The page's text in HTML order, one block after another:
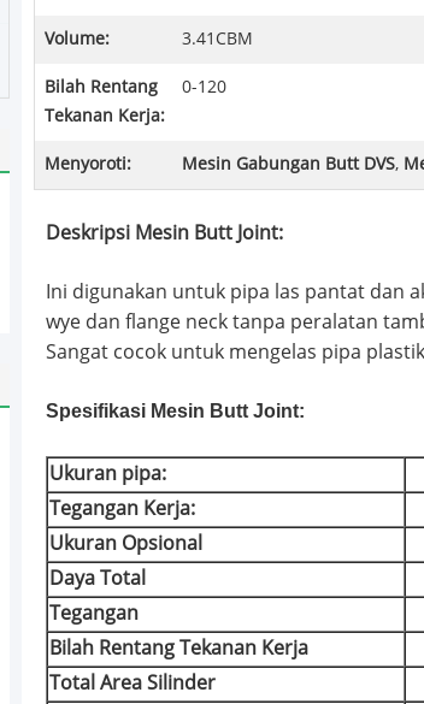
Volume: 3.41CBM
Bilah Rentang
Tekanan Kerja:
0-120
Menyoroti: Mesin Gabungan Butt DVS,
Deskripsi Mesin Butt Joint:
Ini digunakan untuk pipa las pantat dan
wye dan flange neck tanpa peralatan
Sangat cocok untuk mengelas pipa
Spesifikasi Mesin Butt Joint:
Ukuran pipa:
Tegangan Kerja:
Ukuran Opsional
Daya Total
Tegangan
Bilah Rentang Tekanan Kerja
Total Area Silinder